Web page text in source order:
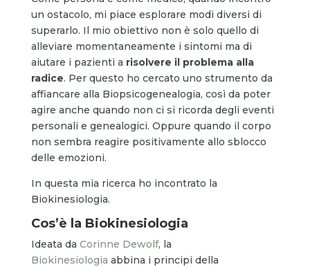
un ostacolo, mi piace esplorare modi diversi di
superarlo. Il mio obiettivo non è solo quello di
alleviare momentaneamente i sintomi ma di
aiutare i pazienti a risolvere il problema alla
radice. Per questo ho cercato uno strumento da
affiancare alla Biopsicogenealogia, così da poter
agire anche quando non ci si ricorda degli eventi
personali e genealogici. Oppure quando il corpo
non sembra reagire positivamente allo sblocco
delle emozioni.
In questa mia ricerca ho incontrato la
Biokinesiologia.
Cos’è la Biokinesiologia
Ideata da Corinne Dewolf, la
Biokinesiologia abbina i principi della